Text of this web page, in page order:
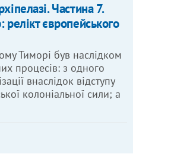
Частина 7.
європейського
Тиморі був наслідком
процесів: з одного
внаслідок відступу
колоніальної сили; а